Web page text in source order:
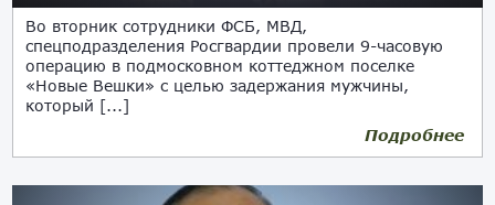
Во вторник сотрудники ФСБ, МВД,
спецподразделения Росгвардии провели 9-часовую
операцию в подмосковном коттеджном поселке
«Новые Вешки» с целью задержания мужчины,
который [...]
Подробнее